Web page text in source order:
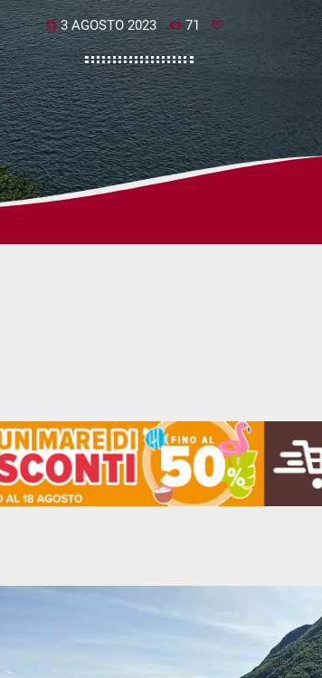
today 3 AGOSTO 2023 71